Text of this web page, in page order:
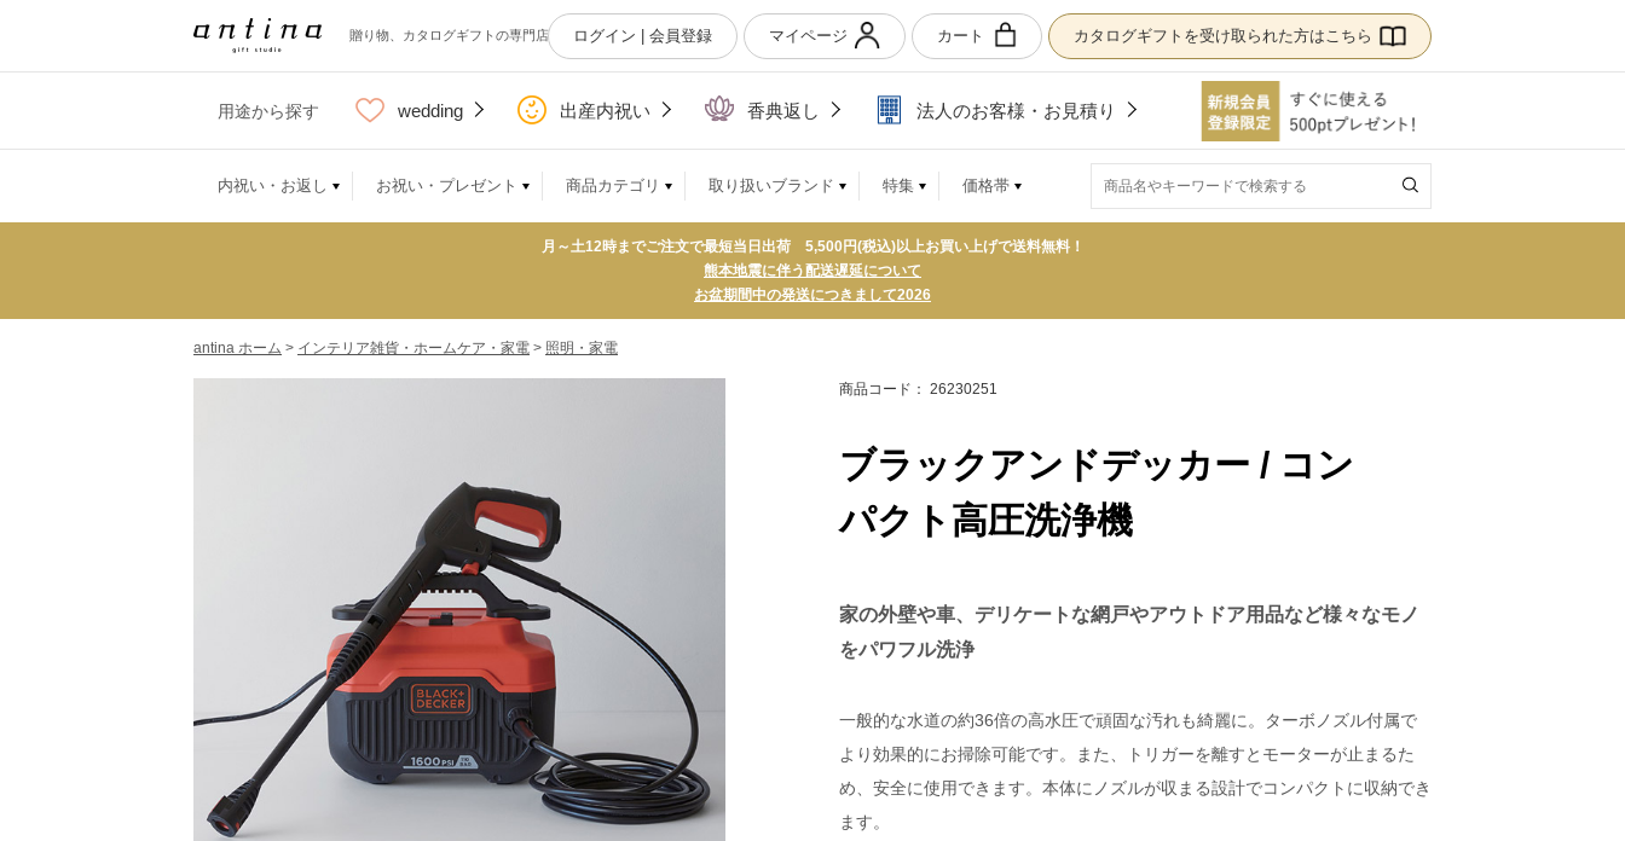
贈り物、カタログギフトの専門店 ログイン | 会員登録 マイページ カート カタログギフトを受け取られた方はこちら
用途から探す wedding 出産内祝い 香典返し 法人のお客様・お見積り
内祝い・お返し お祝い・プレゼント 商品カテゴリ 取り扱いブランド 特集 価格帯
月～土12時までご注文で最短当日出荷 5,500円(税込)以上お買い上げで送料無料！
熊本地震に伴う配送遅延について
お盆期間中の発送につきまして2026
antina ホーム > インテリア雑貨・ホームケア・家電 > 照明・家電
商品コード： 26230251
ブラックアンドデッカー / コン
パクト高圧洗浄機
家の外壁や車、デリケートな網戸やアウトドア用品など様々なモノ
をパワフル洗浄
一般的な水道の約36倍の高水圧で頑固な汚れも綺麗に。ターボノズル付属で
より効果的にお掃除可能です。また、トリガーを離すとモーターが止まるた
め、安全に使用できます。本体にノズルが収まる設計でコンパクトに収納でき
ます。